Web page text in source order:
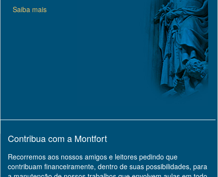
Saiba mais
Contribua com a Montfort
Recorremos aos nossos amigos e leitores pedindo que
contribuam financeiramente, dentro de suas possibilidades, para